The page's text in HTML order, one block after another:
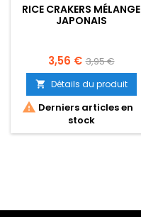
RICE CRAKERS MÉLANGE
JAPONAIS
Prix
3,56 € Prix
de
base
3,95 €
 Détails du produit
 Derniers articles en
stock